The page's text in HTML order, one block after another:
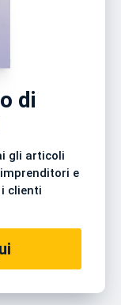
di
gli articoli
e
clienti